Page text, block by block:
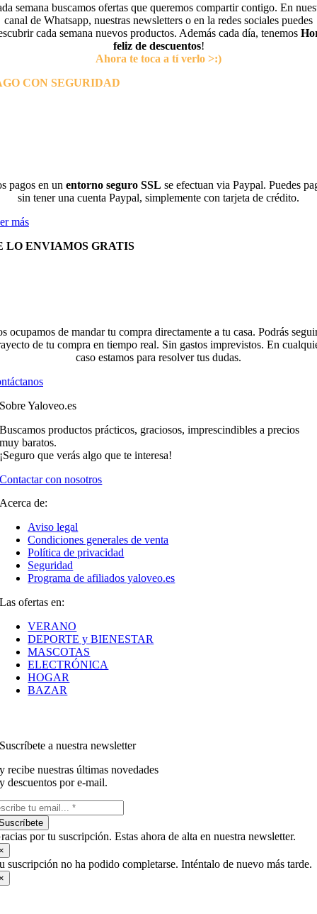
semana buscamos ofertas que queremos compartir contigo. En
canal de Whatsapp, nuestras newsletters o en la redes sociales puedes
cada semana nuevos productos. Además cada día, tenemos
feliz de descuentos!
Ahora te toca a tí verlo >:)
CON SEGURIDAD
pagos en un entorno seguro SSL se efectuan via Paypal. Puedes
sin tener una cuenta Paypal, simplemente con tarjeta de crédito.
más
LO ENVIAMOS GRATIS
ocupamos de mandar tu compra directamente a tu casa. Podrás
de tu compra en tiempo real. Sin gastos imprevistos. En
caso estamos para resolver tus dudas.
Sobre Yaloveo.es
Buscamos productos prácticos, graciosos, imprescindibles a precios
muy baratos.
¡Seguro que verás algo que te interesa!
Contactar con nosotros
Acerca de:
Aviso legal
Condiciones generales de venta
Política de privacidad
Seguridad
Programa de afiliados yaloveo.es
Las ofertas en:
VERANO
DEPORTE y BIENESTAR
MASCOTAS
ELECTRÓNICA
HOGAR
BAZAR
Suscríbete a nuestra newsletter
y recibe nuestras últimas novedades
y descuentos por e-mail.
por tu suscripción. Estas ahora de alta en nuestra newsletter.
suscripción no ha podido completarse. Inténtalo de nuevo más tarde.